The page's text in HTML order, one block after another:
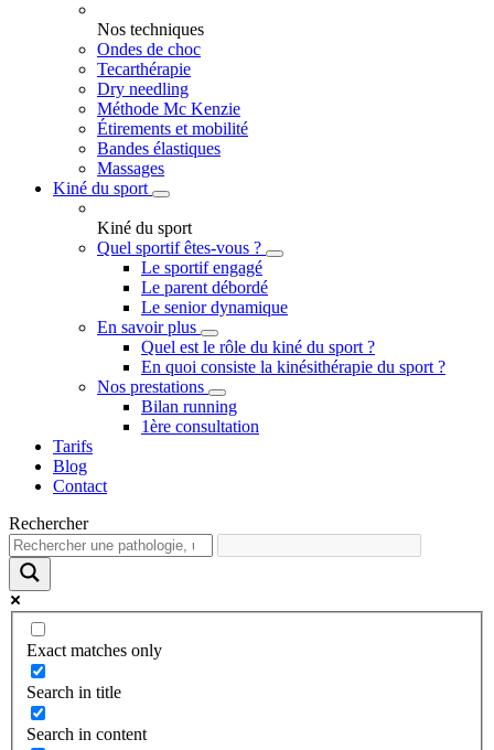
Nos techniques
Ondes de choc
Tecarthérapie
Dry needling
Méthode Mc Kenzie
Étirements et mobilité
Bandes élastiques
Massages
Kiné du sport
Kiné du sport
Quel sportif êtes-vous ?
Le sportif engagé
Le parent débordé
Le senior dynamique
En savoir plus
Quel est le rôle du kiné du sport ?
En quoi consiste la kinésithérapie du sport ?
Nos prestations
Bilan running
1ère consultation
Tarifs
Blog
Contact
Rechercher
Exact matches only
Search in title
Search in content